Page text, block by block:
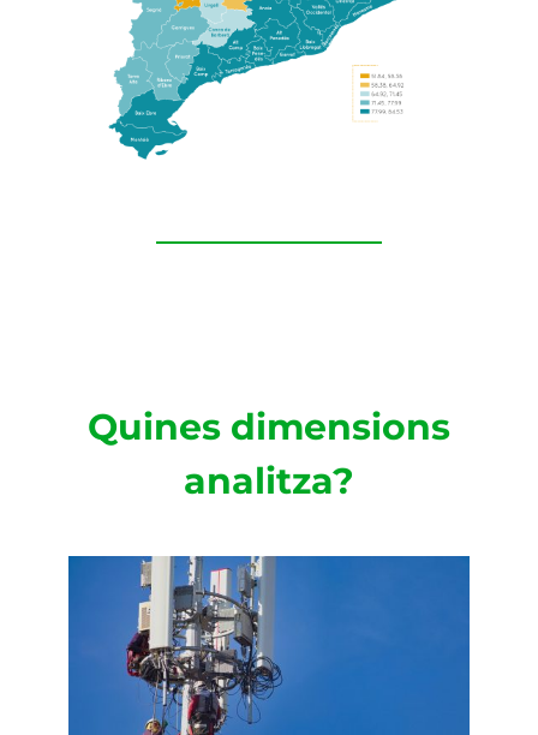
Quines dimensions
analitza?